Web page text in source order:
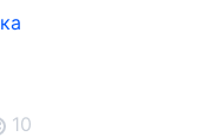
10